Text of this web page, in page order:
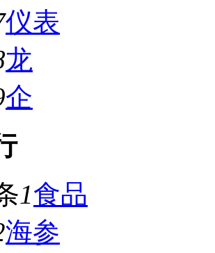
仪表
龙
企
1食品
海参